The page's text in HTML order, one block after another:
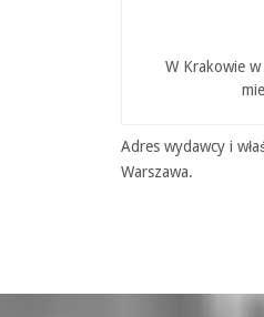
W Krakowie
Adres wydawcy i
Warszawa.